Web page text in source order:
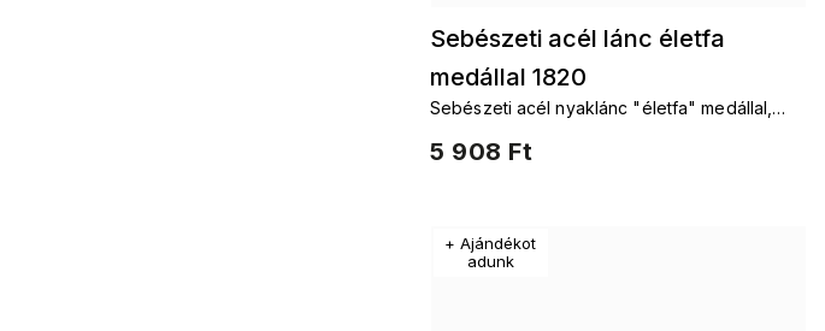
Sebészeti acél lánc életfa
medállal 1820
5 908 Ft
Sebészeti acél nyaklánc "életfa" medállal,
+ Ajándékot
adunk